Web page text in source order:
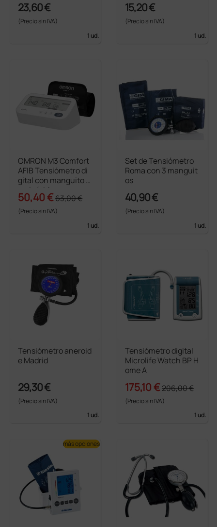
23,60 €
(Precio sin IVA)
1 ud.
15,20 €
(Precio sin IVA)
1 ud.
OMRON M3 Comfort
AFIB Tensiómetro di
gital con manguito s
emirrígido
50,40 €63,00 €
(Precio sin IVA)
1 ud.
Set de Tensiómetro
Roma con 3 manguit
os
40,90 €
(Precio sin IVA)
1 ud.
Tensiómetro aneroid
e Madrid
29,30 €
(Precio sin IVA)
1 ud.
Tensiómetro digital
Microlife Watch BP H
ome A
175,10 €206,00 €
(Precio sin IVA)
1 ud.
más opciones